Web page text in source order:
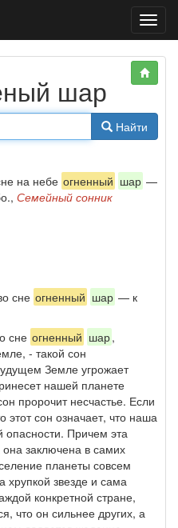
шар
Найти
на небе огненный шар —
Семейный сонник
сне огненный шар — к
сне огненный шар,
- такой сон
Земле угрожает
нашей планете
пророчит несчастье. Если
этот сон означает, что наша
опасности. Причем эта
она заключена в самих
планеты совсем
звезде и сама
конкретной стране,
что он сильнее других, а